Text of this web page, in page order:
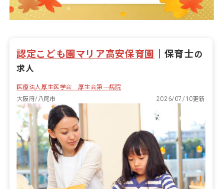
認定こども園マリア高安保育園 保育士の
求人
医療法人厚生医学会 厚生会第一病院
大阪府/八尾市
2026/07/10更新